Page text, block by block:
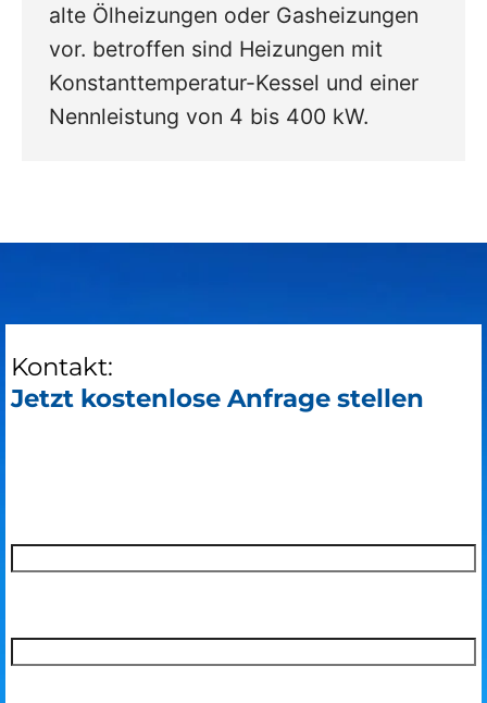
alte Ölheizungen oder Gasheizungen
vor. betroffen sind Heizungen mit
Konstanttemperatur-Kessel und einer
Nennleistung von 4 bis 400 kW.
Kontakt:
Jetzt kostenlose Anfrage stellen